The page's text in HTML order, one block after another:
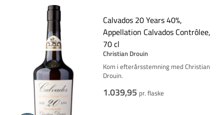
Calvados 20 Years 40%,
Appellation Calvados Contrôlee,
70 cl
Christian Drouin
Kom i efterårsstemning med Christian
Drouin.
1.039,95 pr. flaske